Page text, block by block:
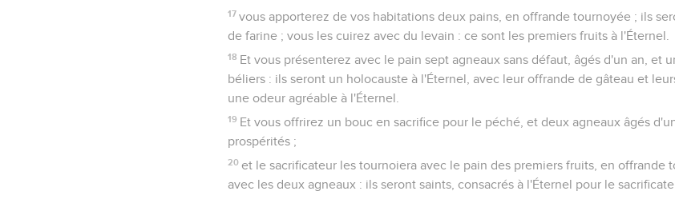
17 vous apporterez de vos habitations deux pains, en offrande tournoyée ; ils
de farine ; vous les cuirez avec du levain : ce sont les premiers fruits à l'Éternel.
18 Et vous présenterez avec le pain sept agneaux sans défaut, âgés d'un an, et
béliers : ils seront un holocauste à l'Éternel, avec leur offrande de gâteau et
une odeur agréable à l'Éternel.
19 Et vous offrirez un bouc en sacrifice pour le péché, et deux agneaux âgés
prospérités ;
20 et le sacrificateur les tournoiera avec le pain des premiers fruits, en offrande
avec les deux agneaux : ils seront saints, consacrés à l'Éternel pour le